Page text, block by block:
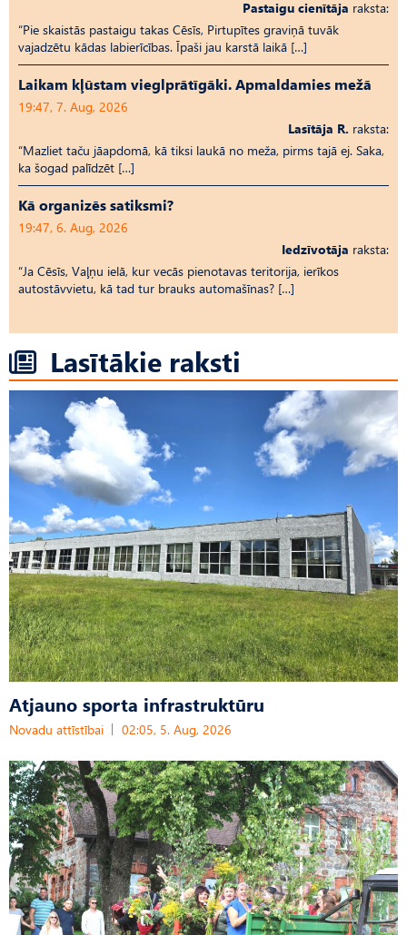
Pastaigu cienītāja raksta:
“Pie skaistās pastaigu takas Cēsīs, Pirtupītes graviņā tuvāk
vajadzētu kādas labierīcības. Īpaši jau karstā laikā […]
Laikam kļūstam vieglprātīgāki. Apmaldamies mežā
19:47, 7. Aug, 2026
Lasītāja R. raksta:
“Mazliet taču jāapdomā, kā tiksi laukā no meža, pirms tajā ej. Saka,
ka šogad palīdzēt […]
Kā organizēs satiksmi?
19:47, 6. Aug, 2026
Iedzīvotāja raksta:
“Ja Cēsīs, Vaļņu ielā, kur vecās pienotavas teritorija, ierīkos
autostāvvietu, kā tad tur brauks automašīnas? […]
Lasītākie raksti
Atjauno sporta infrastruktūru
Novadu attīstībai 02:05, 5. Aug, 2026